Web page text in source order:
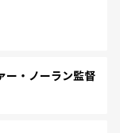
・ノーラン監督